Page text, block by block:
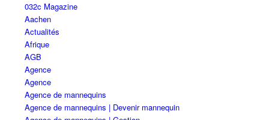
032c Magazine
Aachen
Actualités
Afrique
AGB
Agence
Agence
Agence de mannequins
Agence de mannequins | Devenir mannequin